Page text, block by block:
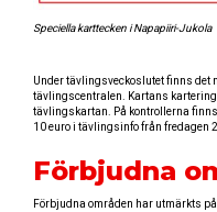
Speciella karttecken i Napapiiri-Jukola
Under tävlingsveckoslutet finns
tävlingscentralen. Kartans
tävlingskartan. På kontrollerna
10 euro i tävlingsinfo från fredagen
Förbjudna
Förbjudna områden har utmärkts